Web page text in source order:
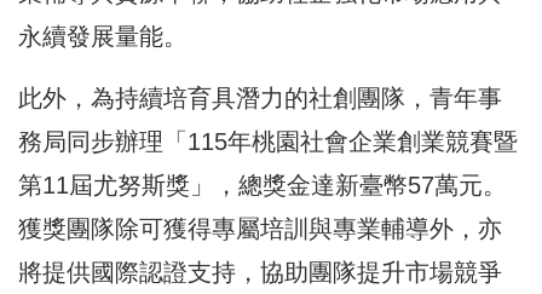
永續發展量能。
此外，為持續培育具潛力的社創團隊，青年事
務局同步辦理「115年桃園社會企業創業競賽暨
第11屆尤努斯獎」，總獎金達新臺幣57萬元。
獲獎團隊除可獲得專屬培訓與專業輔導外，亦
將提供國際認證支持，協助團隊提升市場競爭